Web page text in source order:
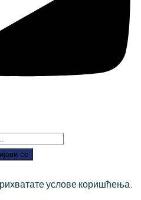
се
услове коришћења.